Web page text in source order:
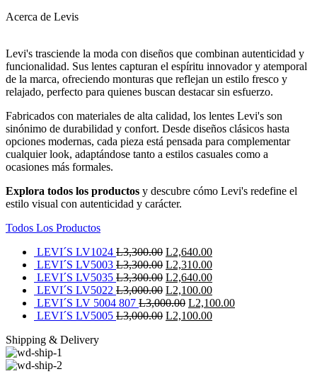
Acerca de Levis
Levi's trasciende la moda con diseños que combinan autenticidad y
funcionalidad. Sus lentes capturan el espíritu innovador y atemporal
de la marca, ofreciendo monturas que reflejan un estilo fresco y
relajado, perfecto para quienes buscan destacar sin esfuerzo.
Fabricados con materiales de alta calidad, los lentes Levi's son
sinónimo de durabilidad y confort. Desde diseños clásicos hasta
opciones modernas, cada pieza está pensada para complementar
cualquier look, adaptándose tanto a estilos casuales como a
ocasiones más formales.
Explora todos los productos y descubre cómo Levi's redefine el
estilo visual con autenticidad y carácter.
Todos Los Productos
LEVI´S LV1024 L3,300.00 El
precio
original
era:
L3,300.00.
L2,640.00El
precio
actual
es:
L2,640.00.
LEVI´S LV5003 L3,300.00 El
precio
original
era:
L3,300.00.
L2,310.00El
precio
actual
es:
L2,310.00.
LEVI´S LV5035 L3,300.00 El
precio
original
era:
L2,640.00El
precio
actual
es:
LEVI´S LV5022 L3,000.00 El
precio
original
L2,100.00El
precio
actual
LEVI´S LV 5004 807 L3,000.00 El
precio
L2,100.00El
LEVI´S LV5005 L3,000.00 El
L2,100.00El
Shipping & Delivery